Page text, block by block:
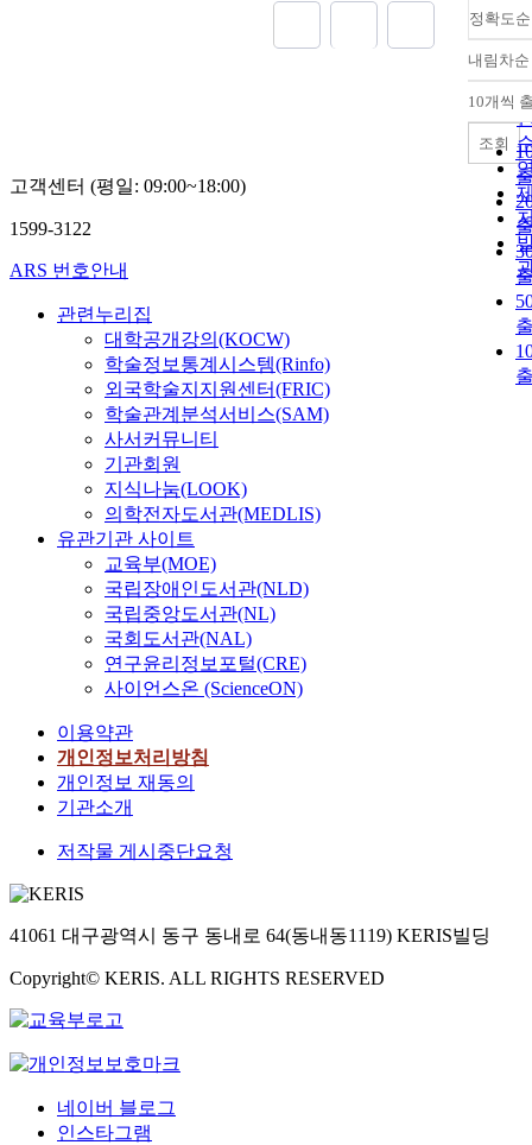
정확도순
내림차순
10개씩
조회
고객센터 (평일: 09:00~18:00)
1599-3122
ARS 번호안내
관련누리집
대학공개강의(KOCW)
학술정보통계시스템(Rinfo)
외국학술지지원센터(FRIC)
학술관계분석서비스(SAM)
사서커뮤니티
기관회원
지식나눔(LOOK)
의학전자도서관(MEDLIS)
유관기관 사이트
교육부(MOE)
국립장애인도서관(NLD)
국립중앙도서관(NL)
국회도서관(NAL)
연구윤리정보포털(CRE)
사이언스온 (ScienceON)
이용약관
개인정보처리방침
개인정보 재동의
기관소개
저작물 게시중단요청
41061 대구광역시 동구 동내로 64(동내동1119) KERIS빌딩
Copyright© KERIS. ALL RIGHTS RESERVED
네이버 블로그
인스타그램